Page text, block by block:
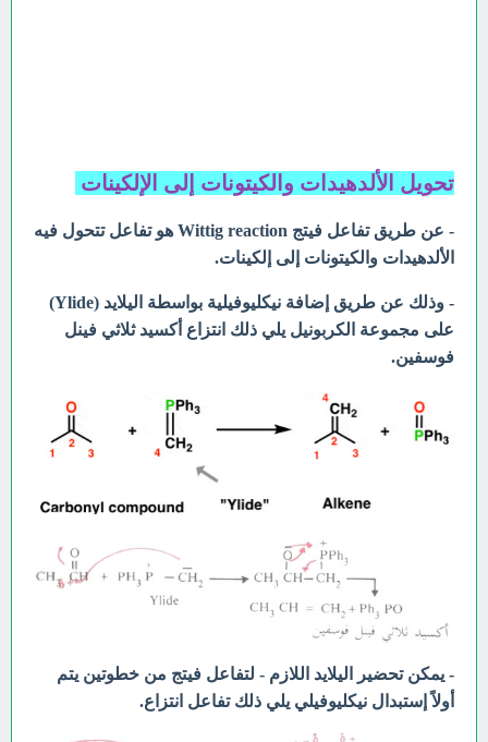
تحويل الألدهيدات والكيتونات إلى الإلكينات
- عن طريق تفاعل فيتج Wittig reaction هو تفاعل تتحول فيه
الألدهيدات والكيتونات إلى إلكينات.
- وذلك عن طريق إضافة نيكليوفيلية بواسطة اليلايد (Ylide)
على مجموعة الكربونيل يلي ذلك انتزاع أكسيد ثلاثي فينل
فوسفين.
- يمكن تحضير اليلايد اللازم - لتفاعل فيتج من خطوتين يتم
أولاً إستبدال نيكليوفيلي يلي ذلك تفاعل انتزاع.